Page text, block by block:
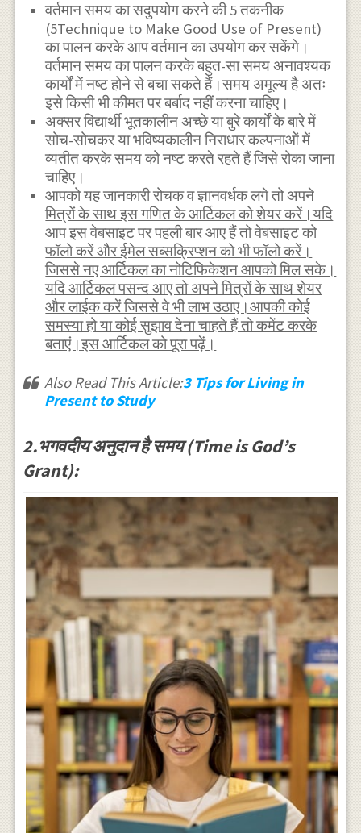
वर्तमान समय का सदुपयोग करने की 5 तकनीक
(5Technique to Make Good Use of Present)
का पालन करके आप वर्तमान का उपयोग कर सकेंगे।
वर्तमान समय का पालन करके बहुत-सा समय अनावश्यक
कार्यों में नष्ट होने से बचा सकते हैं।समय अमूल्य है अतः
इसे किसी भी कीमत पर बर्बाद नहीं करना चाहिए।
अक्सर विद्यार्थी भूतकालीन अच्छे या बुरे कार्यों के बारे में
सोच-सोचकर या भविष्यकालीन निराधार कल्पनाओं में
व्यतीत करके समय को नष्ट करते रहते हैं जिसे रोका जाना
चाहिए।
आपको यह जानकारी रोचक व ज्ञानवर्धक लगे तो अपने
मित्रों के साथ इस गणित के आर्टिकल को शेयर करें।यदि
आप इस वेबसाइट पर पहली बार आए हैं तो वेबसाइट को
फॉलो करें और ईमेल सब्सक्रिप्शन को भी फॉलो करें।
जिससे नए आर्टिकल का नोटिफिकेशन आपको मिल सके।
यदि आर्टिकल पसन्द आए तो अपने मित्रों के साथ शेयर
और लाईक करें जिससे वे भी लाभ उठाए।आपकी कोई
समस्या हो या कोई सुझाव देना चाहते हैं तो कमेंट करके
बताएं।इस आर्टिकल को पूरा पढ़ें।
Also Read This Article:3 Tips for Living in
Present to Study
2.भगवदीय अनुदान है समय (Time is God’s
Grant):